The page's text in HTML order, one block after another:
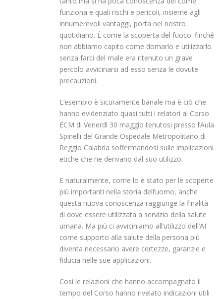
funziona e quali rischi e pericoli, insieme agli
innumerevoli vantaggi, porta nel nostro
quotidiano. È come la scoperta del fuoco: finché
non abbiamo capito come domarlo e utilizzarlo
senza farci del male era ritenuto un grave
percolo avvicinarsi ad esso senza le dovute
precauzioni.
L’esempio è sicuramente banale ma è ciò che
hanno evidenziato quasi tutti i relatori al Corso
ECM di Venerdì 30 maggio tenutosi presso l’Aula
Spinelli del Grande Ospedale Metropolitano di
Reggio Calabria soffermandosi sulle implicazioni
etiche che ne derivano dal suo utilizzo.
E naturalmente, come lo è stato per le scoperte
più importanti nella storia dell’uomo, anche
questa nuova conoscenza raggiunge la finalità
di dove essere utilizzata a servizio della salute
umana. Ma più ci avviciniamo all’utilizzo dell’AI
come supporto alla salute della persona più
diventa necessario avere certezze, garanzie e
fiducia nelle sue applicazioni.
Così le relazioni che hanno accompagnato il
tempo del Corso hanno rivelato indicazioni utili